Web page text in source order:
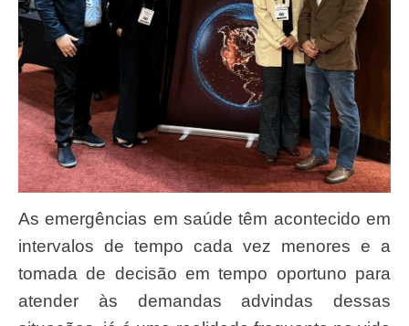
As emergências em saúde têm acontecido em
intervalos de tempo cada vez menores e a
tomada de decisão em tempo oportuno para
atender às demandas advindas dessas